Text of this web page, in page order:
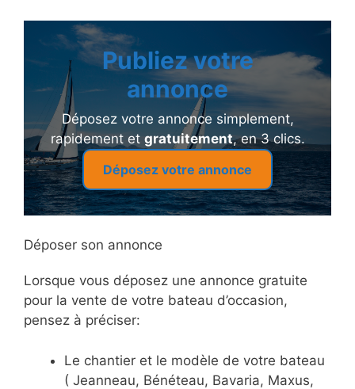
Publiez votre
annonce
Déposez votre annonce simplement,
rapidement et gratuitement, en 3 clics.
Déposez votre annonce
Déposer son annonce
Lorsque vous déposez une annonce gratuite
pour la vente de votre bateau d’occasion,
pensez à préciser:
Le chantier et le modèle de votre bateau
( Jeanneau, Bénéteau, Bavaria, Maxus,